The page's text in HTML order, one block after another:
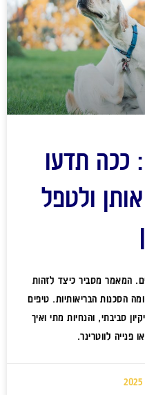
ככה תדעו
ולטפל
המאמר מסביר כיצד לזהות
הסכנות הבריאותיות. טיפים
סביבתי, והנחיות מתי ואיך
פנייה לווטרינר.